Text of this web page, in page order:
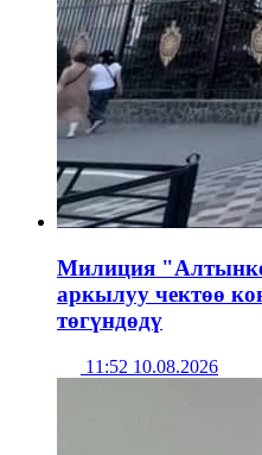
Милиция
аркылуу чектөө
төгүндөдү
11:52 10.08.2026